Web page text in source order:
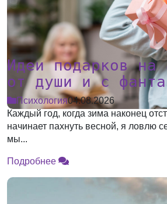
Идеи подарков
от души и с
Психология04.08.2026
Каждый год, когда зима наконец
начинает пахнуть весной, я ловлю
мы...
Подробнее